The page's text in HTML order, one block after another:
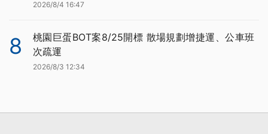
2026/8/4 16:47
8
桃園巨蛋BOT案8/25開標 散場規劃增捷運、公車班
次疏運
2026/8/3 12:34